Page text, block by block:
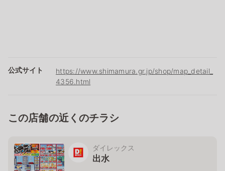
公式サイト
https://www.shimamura.gr.jp/shop/map_detail_
4356.html
この店舗の近くのチラシ
ダイレックス
出水